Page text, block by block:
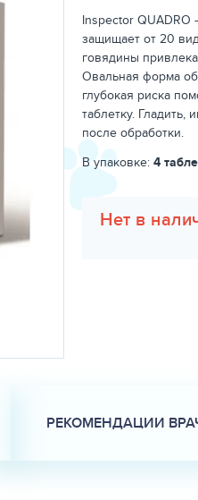
Inspector QUADRO
защищает от 20
говядины
Овальная форма
глубокая риска
таблетку. Гладить,
после обработки.
В упаковке: 4
Нет в
РЕКОМЕНДАЦИИ